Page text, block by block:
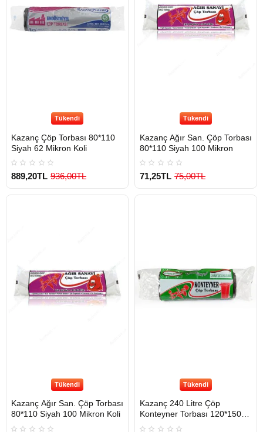
Tükendi
Kazanç Çöp Torbası 80*110
Siyah 62 Mikron Koli
889,20TL 936,00TL
Tükendi
Kazanç Ağır San. Çöp Torbası
80*110 Siyah 100 Mikron
71,25TL 75,00TL
Tükendi
Kazanç Ağır San. Çöp Torbası
80*110 Siyah 100 Mikron Koli
Tükendi
Kazanç 240 Litre Çöp
Konteyner Torbası 120*150
Siyah 55 Mikron